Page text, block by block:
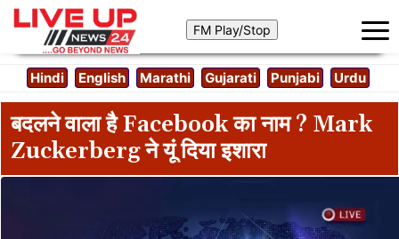
Hindi English Marathi Gujarati Punjabi Urdu
बदलने वाला है Facebook का नाम ? Mark
Zuckerberg ने यूं दिया इशारा